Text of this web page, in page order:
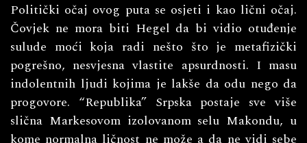
Politički očaj ovog puta se osjeti i kao lični očaj.
Čovjek ne mora biti Hegel da bi vidio otuđenje
sulude moći koja radi nešto što je metafizički
pogrešno, nesvjesna vlastite apsurdnosti. I masu
indolentnih ljudi kojima je lakše da odu nego da
progovore. “Republika” Srpska postaje sve više
slična Markesovom izolovanom selu Makondu, u